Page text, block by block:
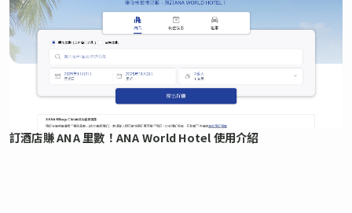
訂酒店賺 ANA 里數！ANA World Hotel 使用介紹